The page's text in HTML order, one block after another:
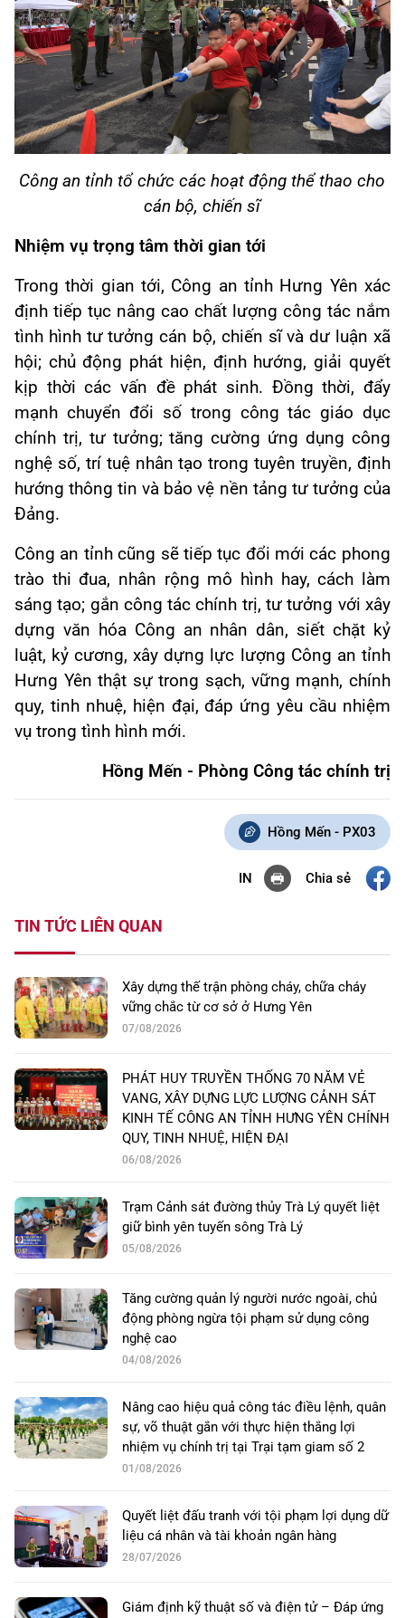
Công an tỉnh tổ chức các hoạt động thể thao cho
cán bộ, chiến sĩ
Nhiệm vụ trọng tâm thời gian tới
Trong thời gian tới, Công an tỉnh Hưng Yên xác
định tiếp tục nâng cao chất lượng công tác nắm
tình hình tư tưởng cán bộ, chiến sĩ và dư luận xã
hội; chủ động phát hiện, định hướng, giải quyết
kịp thời các vấn đề phát sinh. Đồng thời, đẩy
mạnh chuyển đổi số trong công tác giáo dục
chính trị, tư tưởng; tăng cường ứng dụng công
nghệ số, trí tuệ nhân tạo trong tuyên truyền, định
hướng thông tin và bảo vệ nền tảng tư tưởng của
Đảng.
Công an tỉnh cũng sẽ tiếp tục đổi mới các phong
trào thi đua, nhân rộng mô hình hay, cách làm
sáng tạo; gắn công tác chính trị, tư tưởng với xây
dựng văn hóa Công an nhân dân, siết chặt kỷ
luật, kỷ cương, xây dựng lực lượng Công an tỉnh
Hưng Yên thật sự trong sạch, vững mạnh, chính
quy, tinh nhuệ, hiện đại, đáp ứng yêu cầu nhiệm
vụ trong tình hình mới.
Hồng Mến - Phòng Công tác chính trị
Hồng Mến - PX03
IN Chia sẻ
TIN TỨC LIÊN QUAN
Xây dựng thế trận phòng cháy, chữa cháy
vững chắc từ cơ sở ở Hưng Yên
07/08/2026
PHÁT HUY TRUYỀN THỐNG 70 NĂM VẺ
VANG, XÂY DỰNG LỰC LƯỢNG CẢNH SÁT
KINH TẾ CÔNG AN TỈNH HƯNG YÊN CHÍNH
QUY, TINH NHUỆ, HIỆN ĐẠI
06/08/2026
Trạm Cảnh sát đường thủy Trà Lý quyết liệt
giữ bình yên tuyến sông Trà Lý
05/08/2026
Tăng cường quản lý người nước ngoài, chủ
động phòng ngừa tội phạm sử dụng công
nghệ cao
04/08/2026
Nâng cao hiệu quả công tác điều lệnh, quân
sự, võ thuật gắn với thực hiện thắng lợi
nhiệm vụ chính trị tại Trại tạm giam số 2
01/08/2026
Quyết liệt đấu tranh với tội phạm lợi dụng dữ
liệu cá nhân và tài khoản ngân hàng
28/07/2026
Giám định kỹ thuật số và điện tử – Đáp ứng